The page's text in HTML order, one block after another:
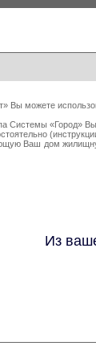
Вы можете
Системы «Город»
Ваш дом
Из